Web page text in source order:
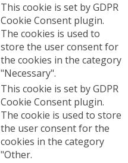
This cookie is set by GDPR
Cookie Consent plugin.
The cookies is used to
store the user consent for
the cookies in the category
"Necessary".
This cookie is set by GDPR
Cookie Consent plugin.
The cookie is used to store
the user consent for the
cookies in the category
"Other.